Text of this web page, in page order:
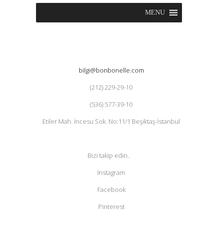
MENU
bilgi@bonbonelle.com
(212) 229-29-10
(536) 577-39-10
Etiler Mah. İncesu Sok. No:11/1 Beşiktaş-İstanbul
Bizi takip edin..
Instagram
Facebook
Pinterest